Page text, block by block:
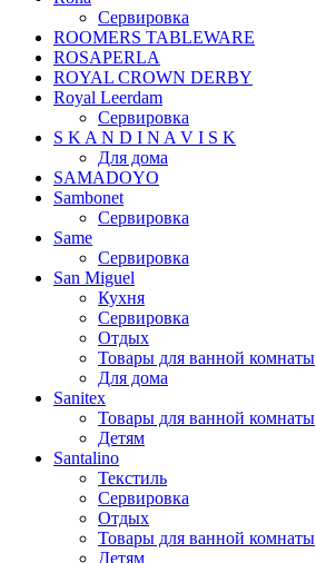
Сервировка
ROOMERS TABLEWARE
ROSAPERLA
ROYAL CROWN DERBY
Royal Leerdam
Сервировка
S K A N D I N A V I S K
Для дома
SAMADOYO
Sambonet
Сервировка
Same
Сервировка
San Miguel
Кухня
Сервировка
Отдых
Товары для ванной комнаты
Для дома
Sanitex
Товары для ванной комнаты
Детям
Santalino
Текстиль
Сервировка
Отдых
Товары для ванной комнаты
Детям